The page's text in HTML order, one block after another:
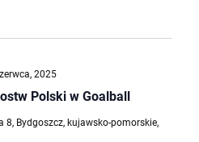
Polski w Goalball
2025
8, Bydgoszcz, kujawsko-pomorskie,